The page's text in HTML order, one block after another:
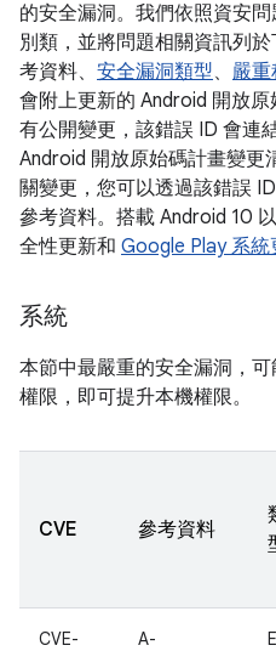
的安全漏洞。我們依照資安
別類，並將問題相關資訊列
考資料、 安全漏洞類型、 嚴重
會附上更新的 Android 開放
有公開變更，該錯誤 ID 會連
Android 開放原始碼計畫變更
關變更，您可以透過該錯誤
參考資料。搭載 Android 10
全性更新和 Google Play 系統
系統
本節中最嚴重的安全漏洞，
權限，即可提升本機權限。
CVE 參考資料
CVE-
A-